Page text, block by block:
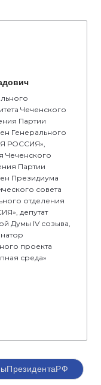
Чеченского
Партии
Генерального
РОССИЯ»,
Чеченского
Партии
Президиума
совета
отделения
депутат
Думы IV созыва,
проекта
среда»